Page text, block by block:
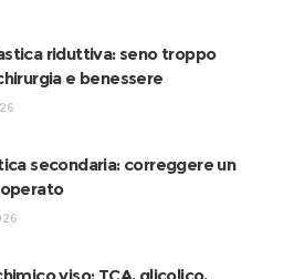
riduttiva: seno troppo
e benessere
secondaria: correggere un